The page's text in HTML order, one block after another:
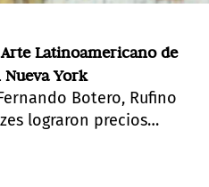
Latinoamericano de
Nueva York
Botero, Rufino
lograron precios
Christie ́s de noviembre